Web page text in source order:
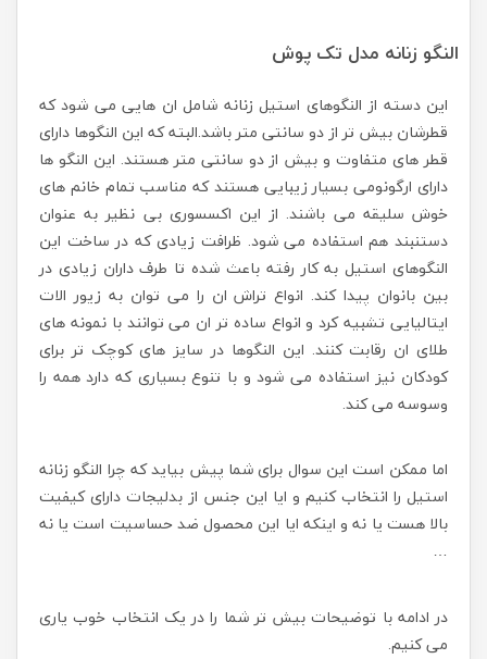
النگو زنانه مدل تک پوش
این دسته از النگوهای استیل زنانه شامل ان هایی می شود که
قطرشان بیش تر از دو سانتی متر باشد.البته که این النگوها دارای
قطر های متفاوت و بیش از دو سانتی متر هستند. این النگو ها
دارای ارگونومی بسیار زیبایی هستند که مناسب تمام خانم های
خوش سلیقه می باشند. از این اکسسوری بی نظیر به عنوان
دستنبند هم استفاده می شود. ظرافت زیادی که در ساخت این
النگوهای استیل به کار رفته باعث شده تا طرف داران زیادی در
بین بانوان پیدا کند. انواع تراش ان را می توان به زیور الات
ایتالیایی تشبیه کرد و انواع ساده تر ان می توانند با نمونه های
طلای ان رقابت کنند. این النگوها در سایز های کوچک تر برای
کودکان نیز استفاده می شود و با تنوع بسیاری که دارد همه را
وسوسه می کند.
اما ممکن است این سوال برای شما پیش بیاید که چرا النگو زنانه
استیل را انتخاب کنیم و ایا این جنس از بدلیجات دارای کیفیت
بالا هست یا نه و اینکه ایا این محصول ضد حساسیت است یا نه
…
در ادامه با توضیحات بیش تر شما را در یک انتخاب خوب یاری
می کنیم.